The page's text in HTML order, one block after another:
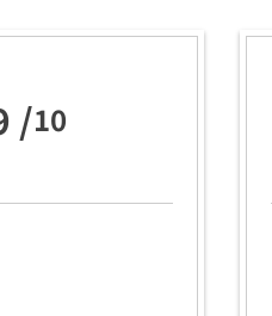
/10